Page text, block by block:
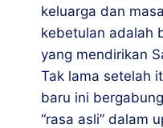
keluarga dan
kebetulan adalah
yang mendirikan
Tak lama setelah
baru ini
“rasa asli” dalam